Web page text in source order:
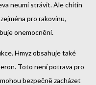
neumí strávit. Ale chitin
pro rakovinu,
onemocnění.
Hmyz obsahuje také
Toto není potrava pro
bezpečně zacházet